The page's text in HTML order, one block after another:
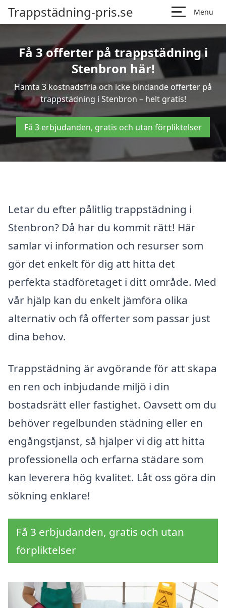
Trappstädning-pris.se Menu
Få 3 offerter på trappstädning i
Stenbron här!
Hämta 3 kostnadsfria och icke bindande offerter på
trappstädning i Stenbron – helt gratis!
Få 3 erbjudanden, gratis och utan förpliktelser
Letar du efter pålitlig trappstädning i
Stenbron? Då har du kommit rätt! Här
samlar vi information och resurser som
gör det enkelt för dig att hitta det
perfekta städföretaget i ditt område. Med
vår hjälp kan du enkelt jämföra olika
alternativ och få offerter som passar just
dina behov.
Trappstädning är avgörande för att skapa
en ren och inbjudande miljö i din
bostadsrätt eller fastighet. Oavsett om du
behöver regelbunden städning eller en
engångstjänst, så hjälper vi dig att hitta
professionella och erfarna städare som
kan leverera hög kvalitet. Låt oss göra din
sökning enklare!
Få 3 erbjudanden, gratis och utan
förpliktelser